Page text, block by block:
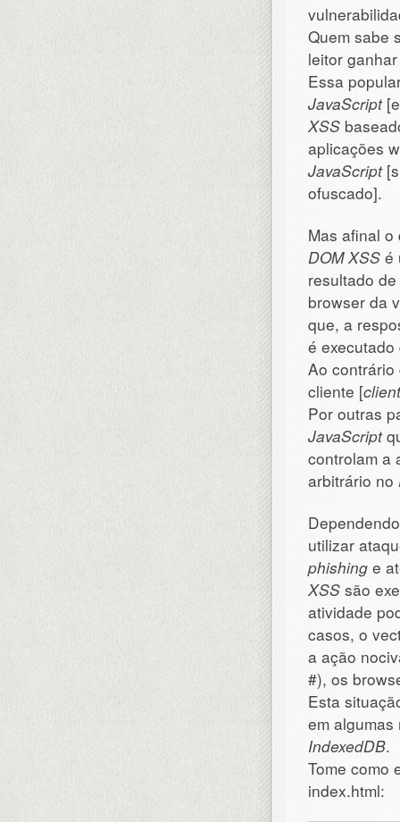
Quem sabe
leitor
Essa
JavaScript
XSS
aplicações
JavaScript
ofuscado].
Mas afinal
DOM XSS é
resultado
browser da
que, a
é executado
Ao
cliente [
Por outras
JavaScript
controlam a
arbitrário no
utilizar
phishing e
XSS são
atividade
casos, o
a ação
#), os
Esta
em
IndexedDB.
Tome como
index.html: